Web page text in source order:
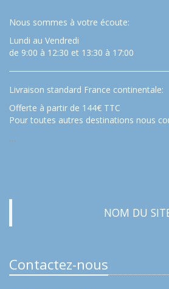
Nous sommes à votre écoute:
Lundi au Vendredi
de 9:00 à 12:30 et 13:30 à 17:00
Livraison standard France continentale:
Offerte à partir de 144€ TTC
Pour toutes autres destinations nous
…
NOM DU
Contactez-nous